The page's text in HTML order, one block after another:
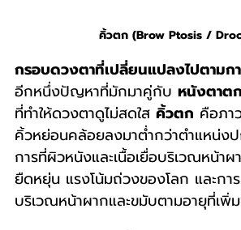
คิ้วตก (Brow Ptosis /
กรอบดวงตาที่เปลี่ยนแปลงไปตามก
อีกหนึ่งปัญหาที่มักมาคู่กับ หนังตาตก
ที่ทำให้ดวงตาดูไม่สดใส คิ้วตก คือภา
คิ้วหย่อนคล้อยลงมาต่ำกว่าตำแหน่ง
การที่ผิวหนังและเนื้อเยื่อบริเวณหน้า
ยืดหยุ่น แรงโน้มถ่วงของโลก และกา
บริเวณหน้าผากและขมับตามอายุที่เพิ่